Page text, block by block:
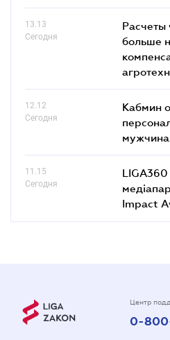
13.13
Сегодня
Расчеты
больше
12.12
Сегодня
Кабмин
11.15
Сегодня
LIGA360
Impact
Центр
0-